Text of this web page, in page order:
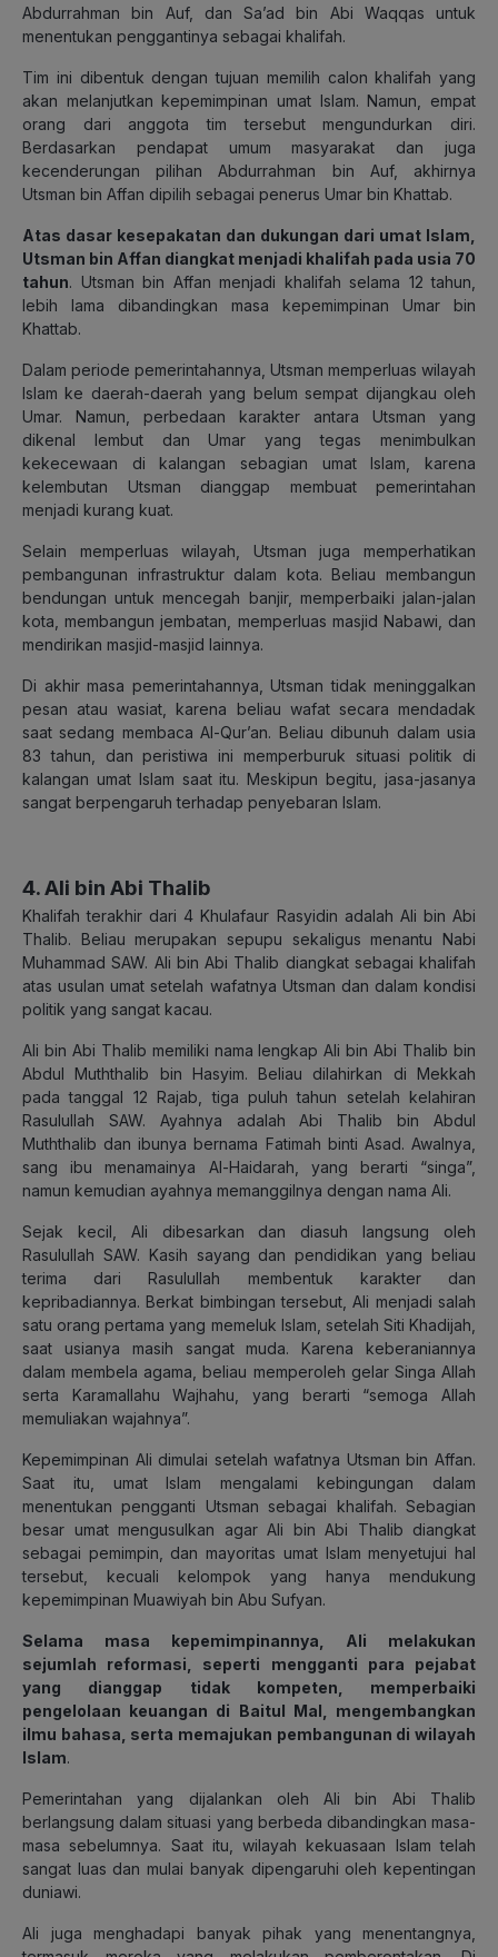
Abdurrahman bin Auf, dan Sa’ad bin Abi Waqqas untuk
menentukan penggantinya sebagai khalifah.
Tim ini dibentuk dengan tujuan memilih calon khalifah yang
akan melanjutkan kepemimpinan umat Islam. Namun, empat
orang dari anggota tim tersebut mengundurkan diri.
Berdasarkan pendapat umum masyarakat dan juga
kecenderungan pilihan Abdurrahman bin Auf, akhirnya
Utsman bin Affan dipilih sebagai penerus Umar bin Khattab.
Atas dasar kesepakatan dan dukungan dari umat Islam,
Utsman bin Affan diangkat menjadi khalifah pada usia 70
tahun. Utsman bin Affan menjadi khalifah selama 12 tahun,
lebih lama dibandingkan masa kepemimpinan Umar bin
Khattab.
Dalam periode pemerintahannya, Utsman memperluas wilayah
Islam ke daerah-daerah yang belum sempat dijangkau oleh
Umar. Namun, perbedaan karakter antara Utsman yang
dikenal lembut dan Umar yang tegas menimbulkan
kekecewaan di kalangan sebagian umat Islam, karena
kelembutan Utsman dianggap membuat pemerintahan
menjadi kurang kuat.
Selain memperluas wilayah, Utsman juga memperhatikan
pembangunan infrastruktur dalam kota. Beliau membangun
bendungan untuk mencegah banjir, memperbaiki jalan-jalan
kota, membangun jembatan, memperluas masjid Nabawi, dan
mendirikan masjid-masjid lainnya.
Di akhir masa pemerintahannya, Utsman tidak meninggalkan
pesan atau wasiat, karena beliau wafat secara mendadak
saat sedang membaca Al-Qur’an. Beliau dibunuh dalam usia
83 tahun, dan peristiwa ini memperburuk situasi politik di
kalangan umat Islam saat itu. Meskipun begitu, jasa-jasanya
sangat berpengaruh terhadap penyebaran Islam.
4. Ali bin Abi Thalib
Khalifah terakhir dari 4 Khulafaur Rasyidin adalah Ali bin Abi
Thalib. Beliau merupakan sepupu sekaligus menantu Nabi
Muhammad SAW. Ali bin Abi Thalib diangkat sebagai khalifah
atas usulan umat setelah wafatnya Utsman dan dalam kondisi
politik yang sangat kacau.
Ali bin Abi Thalib memiliki nama lengkap Ali bin Abi Thalib bin
Abdul Muththalib bin Hasyim. Beliau dilahirkan di Mekkah
pada tanggal 12 Rajab, tiga puluh tahun setelah kelahiran
Rasulullah SAW. Ayahnya adalah Abi Thalib bin Abdul
Muththalib dan ibunya bernama Fatimah binti Asad. Awalnya,
sang ibu menamainya Al-Haidarah, yang berarti “singa”,
namun kemudian ayahnya memanggilnya dengan nama Ali.
Sejak kecil, Ali dibesarkan dan diasuh langsung oleh
Rasulullah SAW. Kasih sayang dan pendidikan yang beliau
terima dari Rasulullah membentuk karakter dan
kepribadiannya. Berkat bimbingan tersebut, Ali menjadi salah
satu orang pertama yang memeluk Islam, setelah Siti Khadijah,
saat usianya masih sangat muda. Karena keberaniannya
dalam membela agama, beliau memperoleh gelar Singa Allah
serta Karamallahu Wajhahu, yang berarti “semoga Allah
memuliakan wajahnya”.
Kepemimpinan Ali dimulai setelah wafatnya Utsman bin Affan.
Saat itu, umat Islam mengalami kebingungan dalam
menentukan pengganti Utsman sebagai khalifah. Sebagian
besar umat mengusulkan agar Ali bin Abi Thalib diangkat
sebagai pemimpin, dan mayoritas umat Islam menyetujui hal
tersebut, kecuali kelompok yang hanya mendukung
kepemimpinan Muawiyah bin Abu Sufyan.
Selama masa kepemimpinannya, Ali melakukan
sejumlah reformasi, seperti mengganti para pejabat
yang dianggap tidak kompeten, memperbaiki
pengelolaan keuangan di Baitul Mal, mengembangkan
ilmu bahasa, serta memajukan pembangunan di wilayah
Islam.
Pemerintahan yang dijalankan oleh Ali bin Abi Thalib
berlangsung dalam situasi yang berbeda dibandingkan masa-
masa sebelumnya. Saat itu, wilayah kekuasaan Islam telah
sangat luas dan mulai banyak dipengaruhi oleh kepentingan
duniawi.
Ali juga menghadapi banyak pihak yang menentangnya,